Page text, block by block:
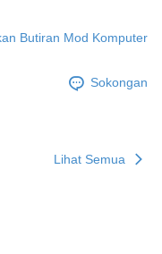
Butiran Mod Komputer
Sokongan
Lihat Semua